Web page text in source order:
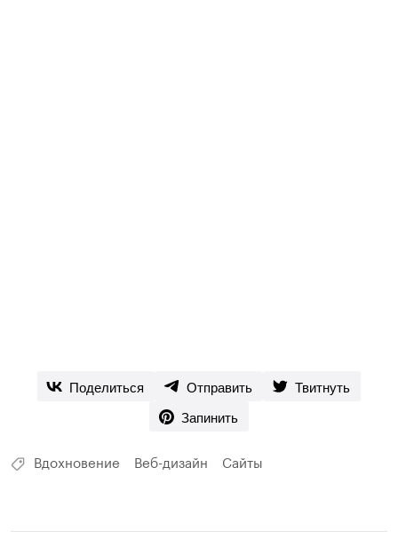
Поделиться Отправить
Твитнуть
Запинить
Вдохновение Веб-дизайн Сайты